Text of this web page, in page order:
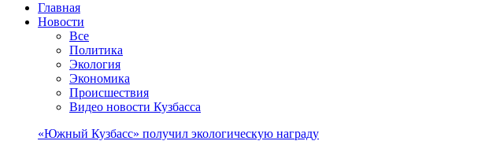
Главная
Новости
Все
Политика
Экология
Экономика
Происшествия
Видео новости Кузбасса
«Южный Кузбасс» получил экологическую награду